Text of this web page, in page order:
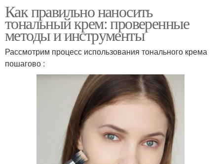
Как правильно наносить
тональный крем: проверенные
методы и инструменты
Рассмотрим процесс использования тонального крема
пошагово :